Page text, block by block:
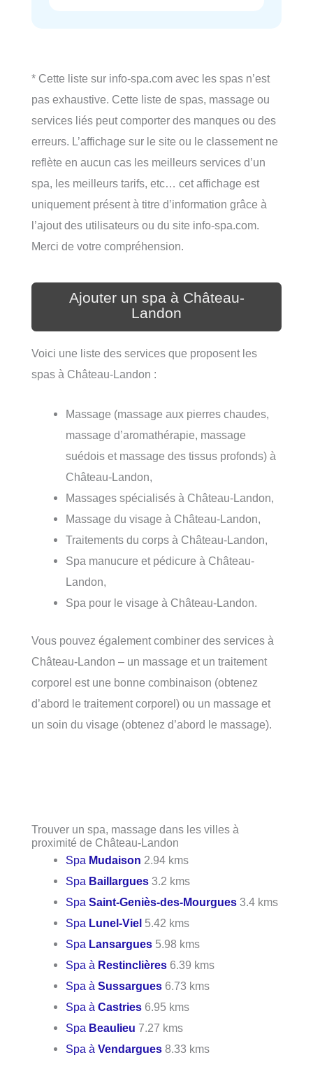
* Cette liste sur info-spa.com avec les spas n’est
pas exhaustive. Cette liste de spas, massage ou
services liés peut comporter des manques ou des
erreurs. L’affichage sur le site ou le classement ne
reflète en aucun cas les meilleurs services d’un
spa, les meilleurs tarifs, etc… cet affichage est
uniquement présent à titre d’information grâce à
l’ajout des utilisateurs ou du site info-spa.com.
Merci de votre compréhension.
Ajouter un spa à Château-
Landon
Voici une liste des services que proposent les
spas à Château-Landon :
Massage (massage aux pierres chaudes,
massage d’aromathérapie, massage
suédois et massage des tissus profonds) à
Château-Landon,
Massages spécialisés à Château-Landon,
Massage du visage à Château-Landon,
Traitements du corps à Château-Landon,
Spa manucure et pédicure à Château-
Landon,
Spa pour le visage à Château-Landon.
Vous pouvez également combiner des services à
Château-Landon – un massage et un traitement
corporel est une bonne combinaison (obtenez
d’abord le traitement corporel) ou un massage et
un soin du visage (obtenez d’abord le massage).
Trouver un spa, massage dans les villes à
proximité de Château-Landon
Spa Mudaison 2.94 kms
Spa Baillargues 3.2 kms
SpaSaint-Geniès-des-Mourgues 3.4 kms
Spa Lunel-Viel 5.42 kms
Spa Lansargues 5.98 kms
Spa à Restinclières 6.39 kms
Spa àSussargues 6.73 kms
Spa àCastries 6.95 kms
Spa Beaulieu 7.27 kms
Spa àVendargues 8.33 kms